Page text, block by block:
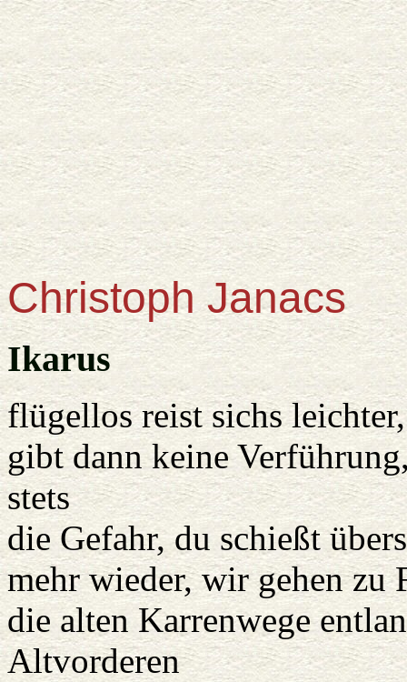
Christoph Janacs
Ikarus
flügellos reist sichs
gibt dann keine
stets
die Gefahr, du schießt
mehr wieder, wir gehen zu
die alten Karrenwege
Altvorderen